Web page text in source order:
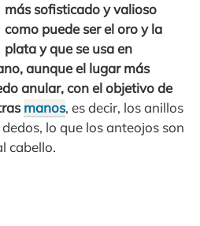
más sofisticado y valioso
como puede ser el oro y la
plata y que se usa en
aunque el lugar más
anular, con el objetivo de
manos, es decir, los anillos
lo que los anteojos son
cabello.